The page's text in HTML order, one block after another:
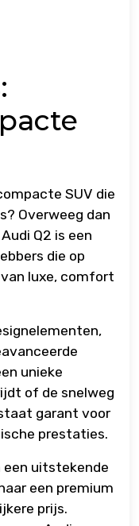
SUV die
Overweeg dan
Q2 is een
die op
luxe, comfort
unieke
of de snelweg
garant voor
prestaties.
een uitstekende
een premium
prijs.